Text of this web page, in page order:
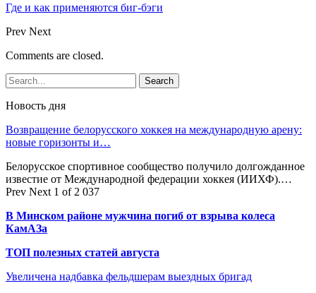
Где и как применяются биг-бэги
Prev Next
Comments are closed.
Новость дня
Возвращение белорусского хоккея на международную арену:
новые горизонты и…
Белорусское спортивное сообщество получило долгожданное
известие от Международной федерации хоккея (ИИХФ).…
Prev Next 1 of 2 037
В Минском районе мужчина погиб от взрыва колеса
КамАЗа
ТОП полезных статей августа
Увеличена надбавка фельдшерам выездных бригад